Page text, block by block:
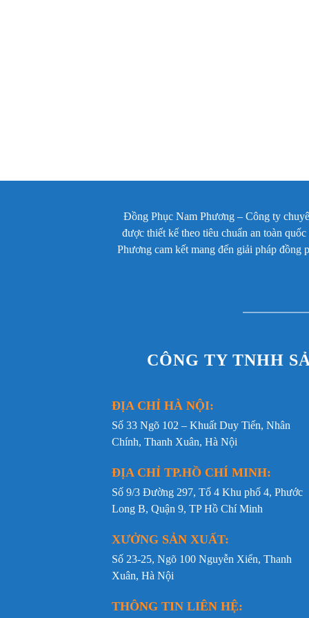
Đồng Phục Nam Phương – Công ty
được thiết kế theo tiêu chuẩn an toàn
Phương cam kết mang đến giải pháp
CÔNG TY TNHH
ĐỊA CHỈ HÀ NỘI:
Số 33 Ngõ 102 – Khuất Duy Tiến, Nhân
Chính, Thanh Xuân, Hà Nội
ĐỊA CHỈ TP.HỒ CHÍ MINH:
Số 9/3 Đường 297, Tổ 4 Khu phố 4, Phước
Long B, Quận 9, TP Hồ Chí Minh
XƯỞNG SẢN XUẤT:
Số 23-25, Ngõ 100 Nguyễn Xiển, Thanh
Xuân, Hà Nội
THÔNG TIN LIÊN HỆ: